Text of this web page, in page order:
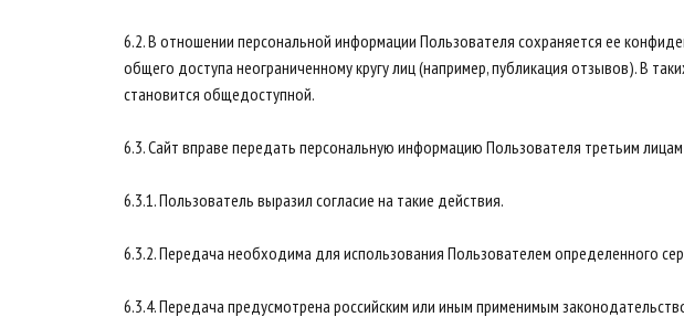
6.2. В отношении персональной информации Пользователя сохраняется ее
общего доступа неограниченному кругу лиц (например, публикация отзывов). В
становится общедоступной.
6.3. Сайт вправе передать персональную информацию Пользователя третьим
6.3.1. Пользователь выразил согласие на такие действия.
6.3.2. Передача необходима для использования Пользователем определенного
6.3.4. Передача предусмотрена российским или иным применимым